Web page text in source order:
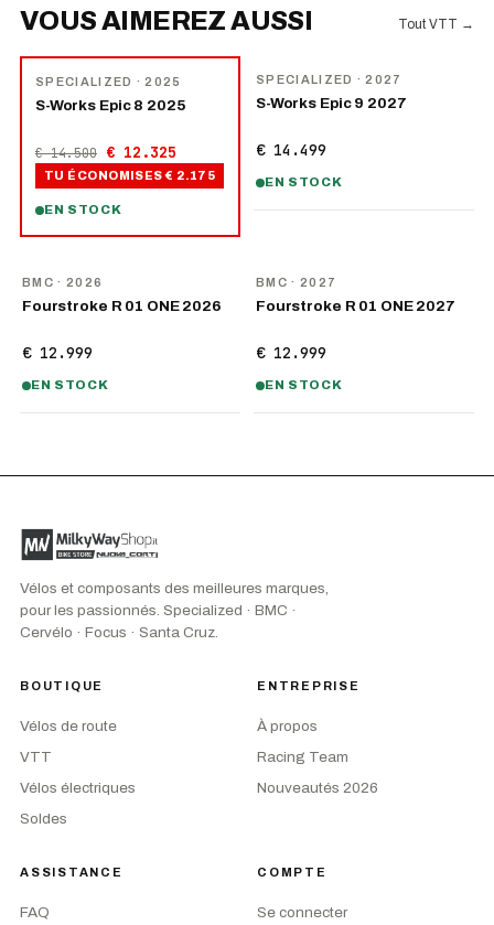
VOUS AIMEREZ AUSSI Tout VTT →
SPECIALIZED · 2025
S-Works Epic 8 2025
€ 14.500 € 12.325
TU ÉCONOMISES € 2.175
EN STOCK
SPECIALIZED · 2027
S-Works Epic 9 2027
€ 14.499
EN STOCK
BMC · 2026
Fourstroke R 01 ONE 2026
€ 12.999
EN STOCK
BMC · 2027
Fourstroke R 01 ONE 2027
€ 12.999
EN STOCK
Vélos et composants des meilleures marques,
pour les passionnés. Specialized · BMC ·
Cervélo · Focus · Santa Cruz.
BOUTIQUE
Vélos de route
VTT
Vélos électriques
Soldes
ENTREPRISE
À propos
Racing Team
Nouveautés 2026
ASSISTANCE
FAQ
COMPTE
Se connecter